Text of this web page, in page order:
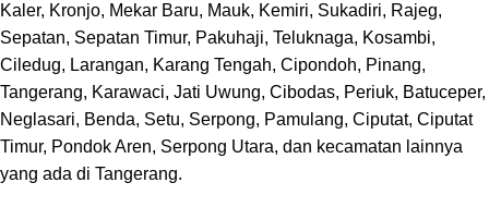
Kaler, Kronjo, Mekar Baru, Mauk, Kemiri, Sukadiri, Rajeg,
Sepatan, Sepatan Timur, Pakuhaji, Teluknaga, Kosambi,
Ciledug, Larangan, Karang Tengah, Cipondoh, Pinang,
Tangerang, Karawaci, Jati Uwung, Cibodas, Periuk, Batuceper,
Neglasari, Benda, Setu, Serpong, Pamulang, Ciputat, Ciputat
Timur, Pondok Aren, Serpong Utara, dan kecamatan lainnya
yang ada di Tangerang.